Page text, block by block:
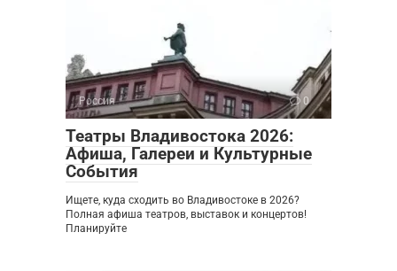
Россия 0
Театры Владивостока 2026:
Афиша, Галереи и Культурные
События
Ищете, куда сходить во Владивостоке в 2026?
Полная афиша театров, выставок и концертов!
Планируйте